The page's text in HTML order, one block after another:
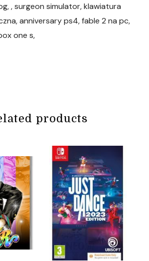
, surgeon simulator, klawiatura
anniversary ps4, fable 2 na pc,
one s,
products